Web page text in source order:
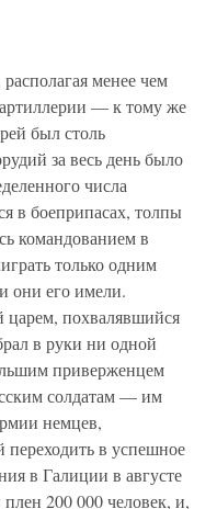
менее чем
— к тому же
был столь
за весь день было
числа
в боеприпасах, толпы
командованием в
только одним
они его имели.
похвалявшийся
в руки ни одной
приверженцем
солдатам — им
немцев,
переходить в успешное
в Галиции в августе
200 000 человек, и,